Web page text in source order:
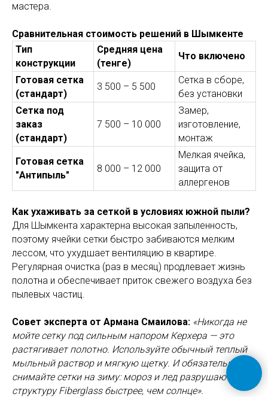
мастера.
Сравнительная стоимость решений в Шымкенте
Тип
конструкции
Средняя цена
(тенге)
Что включено
Готовая сетка
(стандарт)
3 500 – 5 500
Сетка в сборе,
без установки
Сетка под
заказ
(стандарт)
7 500 – 10 000
Замер,
изготовление,
монтаж
Готовая сетка
"Антипыль"
8 000 – 12 000
Мелкая ячейка,
защита от
аллергенов
Как ухаживать за сеткой в условиях южной пыли?
Для Шымкента характерна высокая запыленность,
поэтому ячейки сетки быстро забиваются мелким
лессом, что ухудшает вентиляцию в квартире.
Регулярная очистка (раз в месяц) продлевает жизнь
полотна и обеспечивает приток свежего воздуха без
пылевых частиц.
Совет эксперта от Армана Смаилова: «Никогда не
мойте сетку под сильным напором Керхера — это
растягивает полотно. Используйте обычный теплый
мыльный раствор и мягкую щетку. И обязательно
снимайте сетки на зиму: мороз и лед разрушают
структуру Fiberglass быстрее, чем солнце».